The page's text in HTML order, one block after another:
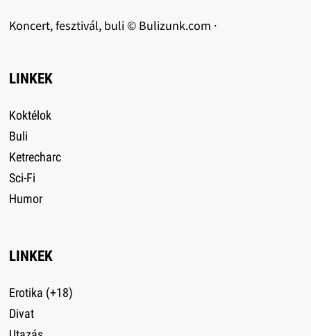
Koncert, fesztivál, buli © Bulizunk.com ·
LINKEK
Koktélok
Buli
Ketrecharc
Sci-Fi
Humor
LINKEK
Erotika (+18)
Divat